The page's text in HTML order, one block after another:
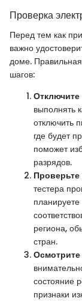
Проверка
Перед тем как
важно
доме. Правильная
шагов:
Отключите
выполнять
отключить
где будет
поможет
разрядов.
тестера
региона,
стран.
состояние
признаки